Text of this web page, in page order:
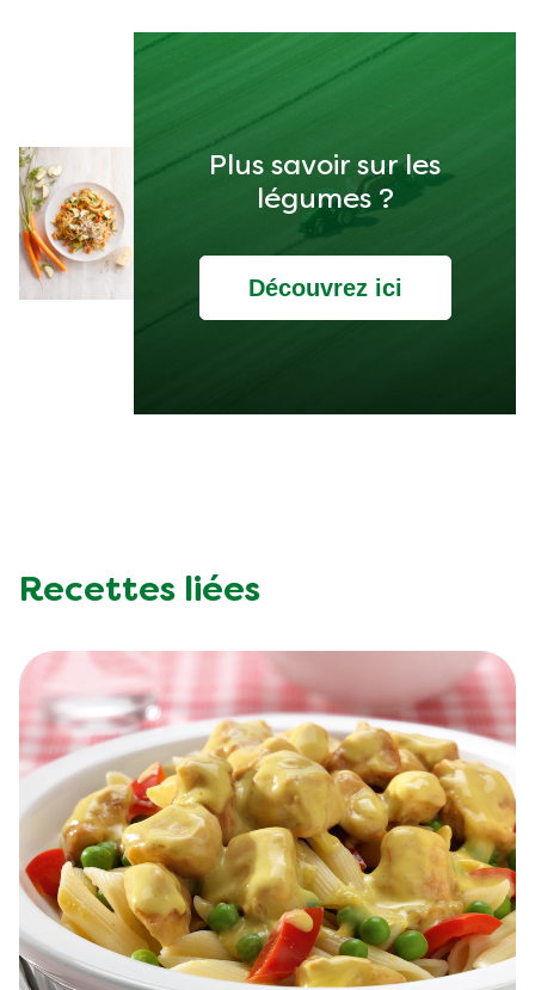
Plus savoir sur les
légumes ?
Découvrez ici
Recettes liées